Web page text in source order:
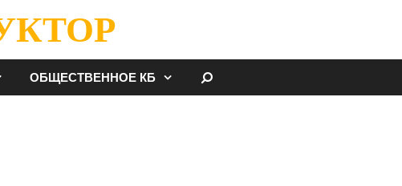
ОБЩЕСТВЕННОЕ КБ